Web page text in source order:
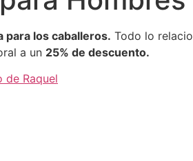
para los caballeros. Todo lo
a un 25% de descuento.
de Raquel